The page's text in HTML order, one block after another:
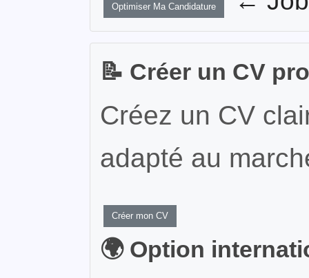
Optimiser Ma Candidature
📝 Créer un CV
Créez un CV
adapté au
Créer mon CV
🌍 Option